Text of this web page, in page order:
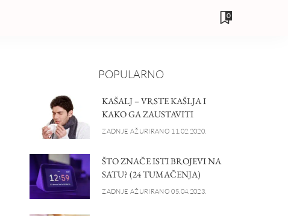
0
POPULARNO
KAŠALJ – VRSTE KAŠLJA I
KAKO GA ZAUSTAVITI
ZADNJE AŽURIRANO 11.02.2020.
ŠTO ZNAČE ISTI BROJEVI NA
SATU? (24 TUMAČENJA)
ZADNJE AŽURIRANO 05.04.2023.